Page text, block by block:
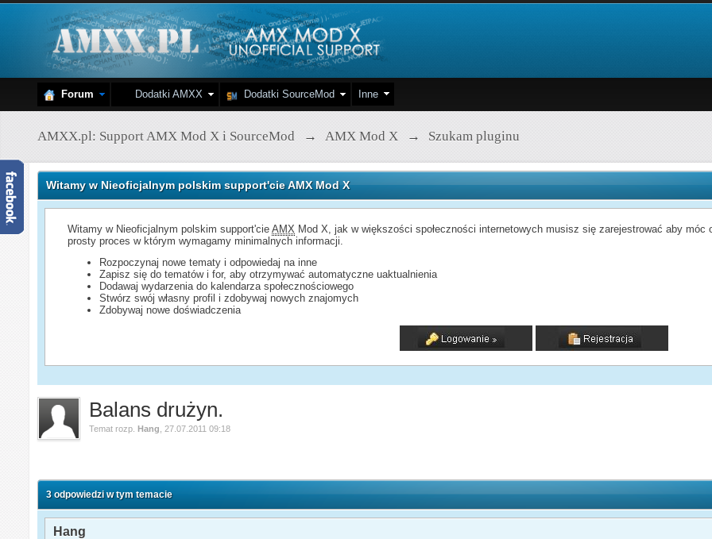
Forum Dodatki AMXX Dodatki SourceMod Inne
AMXX.pl: Support AMX Mod X i SourceMod → AMX Mod X → Szukam pluginu
Witamy w Nieoficjalnym polskim support'cie AMX Mod X
Witamy w Nieoficjalnym polskim support'cieAMX Mod X, jak w większości społeczności internetowych musisz się zarejestrować aby
prosty proces w którym wymagamy minimalnych informacji.
Rozpoczynaj nowe tematy i odpowiedaj na inne
Zapisz się do tematów i for, aby otrzymywać automatyczne uaktualnienia
Dodawaj wydarzenia do kalendarza społecznościowego
Stwórz swój własny profil i zdobywaj nowych znajomych
Zdobywaj nowe doświadczenia
Balans drużyn.
Temat rozp.Hang 27.07.2011 09:18
3 odpowiedzi w tym temacie
Hang